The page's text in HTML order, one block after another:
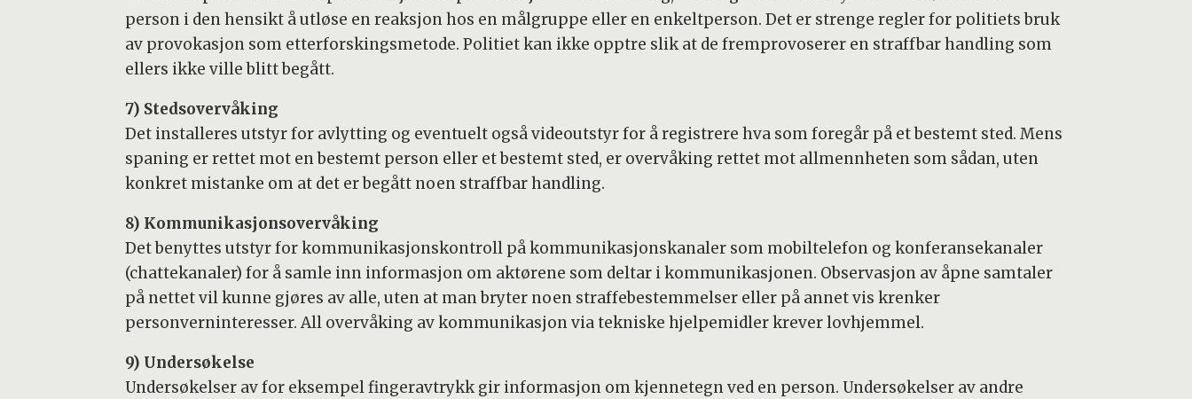
person i den hensikt å utløse en reaksjon hos en målgruppe eller en enkeltperson. Det er strenge regler for politiets bruk
av provokasjon som etterforskingsmetode. Politiet kan ikke opptre slik at de fremprovoserer en straffbar handling som
ellers ikke ville blitt begått.
7) Stedsovervåking
Det installeres utstyr for avlytting og eventuelt også videoutstyr for å registrere hva som foregår på et bestemt sted. Mens
spaning er rettet mot en bestemt person eller et bestemt sted, er overvåking rettet mot allmennheten som sådan, uten
konkret mistanke om at det er begått noen straffbar handling.
8) Kommunikasjonsovervåking
Det benyttes utstyr for kommunikasjonskontroll på kommunikasjonskanaler som mobiltelefon og konferansekanaler
(chattekanaler) for å samle inn informasjon om aktørene som deltar i kommunikasjonen. Observasjon av åpne samtaler
på nettet vil kunne gjøres av alle, uten at man bryter noen straffebestemmelser eller på annet vis krenker
personverninteresser. All overvåking av kommunikasjon via tekniske hjelpemidler krever lovhjemmel.
9) Undersøkelse
Undersøkelser av for eksempel fingeravtrykk gir informasjon om kjennetegn ved en person. Undersøkelser av andre